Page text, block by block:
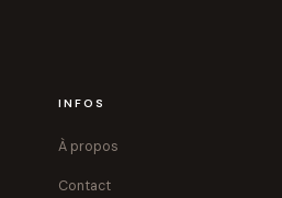
INFOS
À propos
Contact